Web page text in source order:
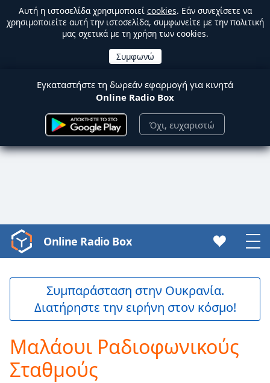
Αυτή η ιστοσελίδα χρησιμοποιεί cookies. Εάν συνεχίσετε να
χρησιμοποιείτε αυτή την ιστοσελίδα, συμφωνείτε με την πολιτική
μας σχετικά με τη χρήση των cookies.
Εγκαταστήστε τη δωρεάν εφαρμογή για κινητά
Online Radio Box
Όχι, ευχαριστώ
Video
Player
Play
Backward
Forward
Online Radio Box
Συμπαράσταση στην Ουκρανία.
Διατήρηστε την ειρήνη στον κόσμο!
Μαλάουι Ραδιοφωνικούς
Σταθμούς